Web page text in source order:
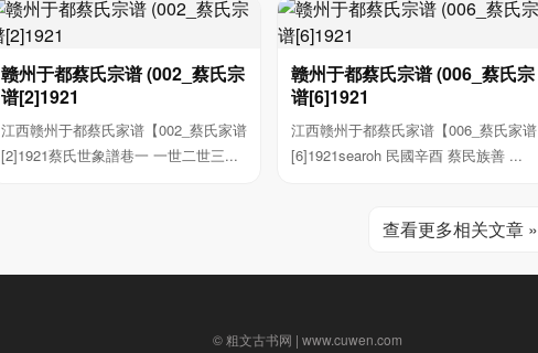
赣州于都蔡氏宗谱 (002_蔡氏宗
谱[2]1921
江西赣州于都蔡氏家谱【002_蔡氏家谱
[2]1921蔡氏世象譜巷一 一世二世三...
赣州于都蔡氏宗谱 (006_蔡氏宗
谱[6]1921
江西赣州于都蔡氏家谱【006_蔡氏家谱
[6]1921searoh 民國辛酉 蔡民族善 ...
查看更多相关文章 »
© 粗文古书网 | www.cuwen.com